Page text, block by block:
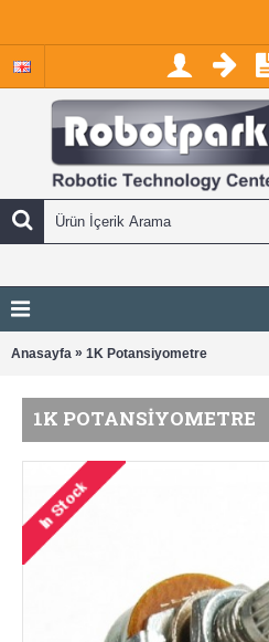
Anasayfa » 1K Potansiyometre
1K POTANSIYOMETRE